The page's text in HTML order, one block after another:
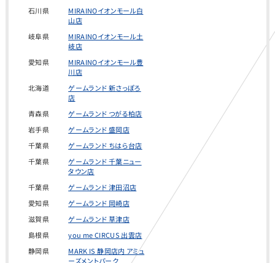
た情報と組
み合わせる
場合があり
ます。
Cookie の使
石川県
MIRAINOイオンモール白
山店
岐阜県
MIRAINOイオンモール土
岐店
愛知県
MIRAINOイオンモール豊
川店
北海道
ゲームランド 新さっぽろ
店
青森県
ゲームランド つがる柏店
岩手県
ゲームランド 盛岡店
千葉県
ゲームランド ちはら台店
千葉県
ゲームランド 千葉ニュー
タウン店
千葉県
ゲームランド 津田沼店
愛知県
ゲームランド 岡崎店
滋賀県
ゲームランド 草津店
島根県
you me CIRCUS 出雲店
静岡県
MARK IS 静岡店内 アミュ
ーズメントパーク